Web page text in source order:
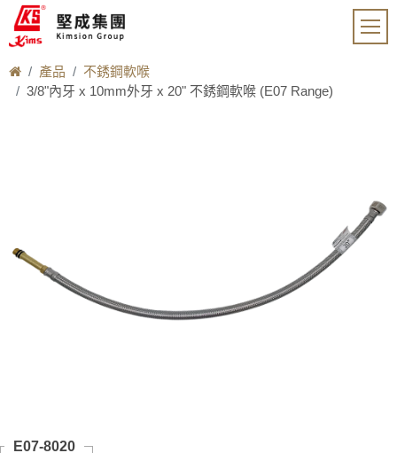
產品
不銹鋼軟喉
3/8"內牙 x 10mm外牙 x 20" 不銹鋼軟喉 (E07 Range)
E07-8020